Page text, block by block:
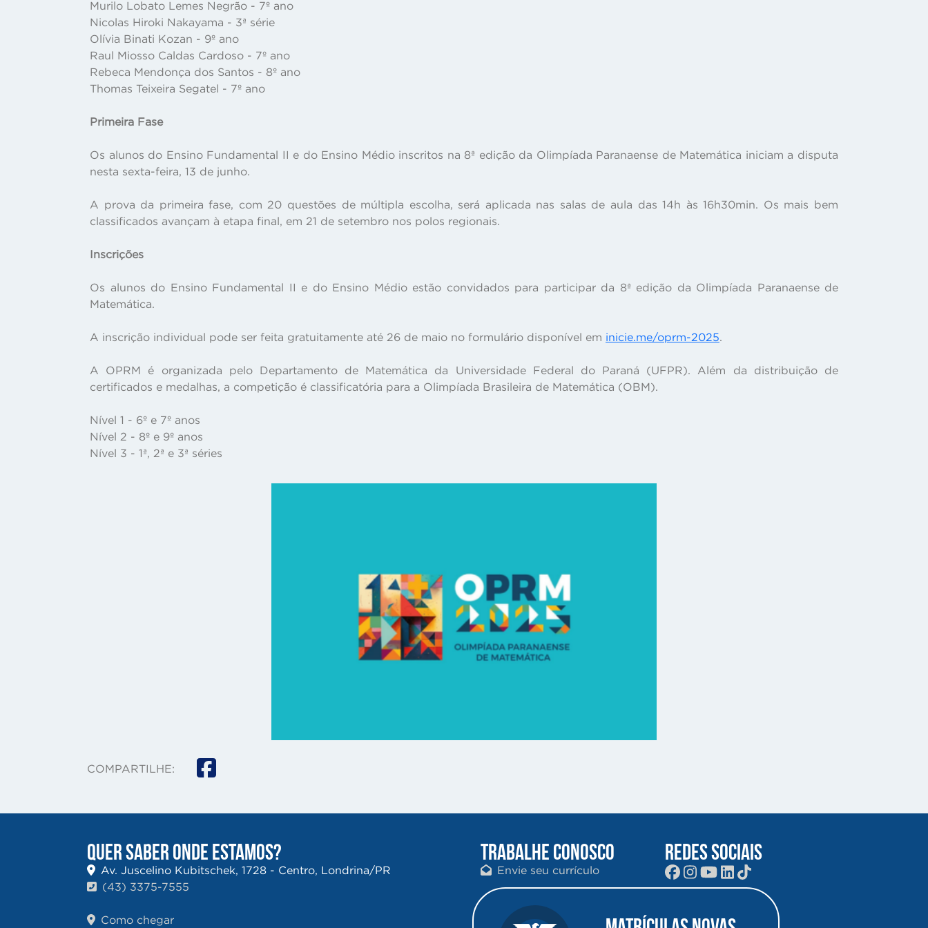
Murilo Lobato Lemes Negrão - 7º ano
Nicolas Hiroki Nakayama - 3ª série
Olívia Binati Kozan - 9º ano
Raul Miosso Caldas Cardoso - 7º ano
Rebeca Mendonça dos Santos - 8º ano
Thomas Teixeira Segatel - 7º ano
Primeira Fase
Os alunos do Ensino Fundamental II e do Ensino Médio inscritos na 8ª edição da Olimpíada Paranaense de Matemática iniciam a disputa
nesta sexta-feira, 13 de junho.
A prova da primeira fase, com 20 questões de múltipla escolha, será aplicada nas salas de aula das 14h às 16h30min. Os mais bem
classificados avançam à etapa final, em 21 de setembro nos polos regionais.
Inscrições
Os alunos do Ensino Fundamental II e do Ensino Médio estão convidados para participar da 8ª edição da Olimpíada Paranaense de
Matemática.
A inscrição individual pode ser feita gratuitamente até 26 de maio no formulário disponível em inicie.me/oprm-2025
A OPRM é organizada pelo Departamento de Matemática da Universidade Federal do Paraná (UFPR). Além da distribuição de
certificados e medalhas, a competição é classificatória para a Olimpíada Brasileira de Matemática (OBM).
Nível 1 - 6º e 7º anos
Nível 2 - 8º e 9º anos
Nível 3 - 1ª, 2ª e 3ª séries
COMPARTILHE:
QUER SABER ONDE ESTAMOS?
Av. Juscelino Kubitschek, 1728 - Centro, Londrina/PR
(43) 3375-7555
Como chegar
TRABALHE CONOSCO
Envie seu currículo
REDES SOCIAIS